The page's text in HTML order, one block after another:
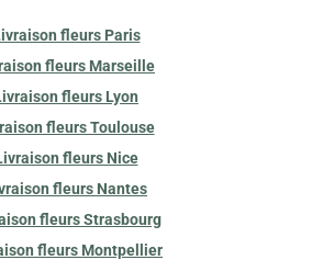
fleurs Paris
fleurs Marseille
fleurs Lyon
fleurs Toulouse
fleurs Nice
fleurs Nantes
fleurs Strasbourg
fleurs Montpellier